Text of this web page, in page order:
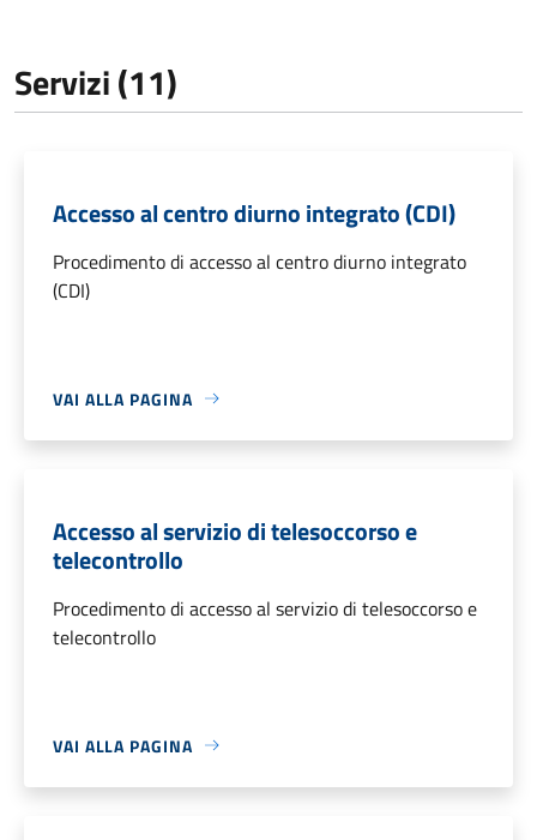
Servizi (11)
Accesso al centro diurno integrato (CDI)
Procedimento di accesso al centro diurno integrato
(CDI)
VAI ALLA PAGINA
Accesso al servizio di telesoccorso e
telecontrollo
Procedimento di accesso al servizio di telesoccorso e
telecontrollo
VAI ALLA PAGINA